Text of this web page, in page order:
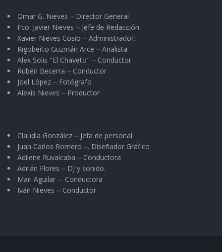
Omar G. Nieves ⏤ Director General
Fco. Javier Nieves ⏤ Jefe de Redacción
Xavier Nieves Cosio ⏤ Administrador.
Rigoberto Guzmán Arce ⏤ Analista
Alex Solis "El Chaveto" ⏤ Conductor.
Rubén Becerra ⏤ Conductor
Joel López ⏤ Fotógrafo
Alexis Nieves ⏤ Productor
Claudia González ⏤ Jefa de personal
Juan Carlos Romero ⏤. Diseñador Gráfico
Adilene Ruvalcaba ⏤ Conductora
Adrián Flores ⏤ DJ y sonido.
Mari Aguilar ⏤. Conductora
Iván Nieves ⏤ Conductor